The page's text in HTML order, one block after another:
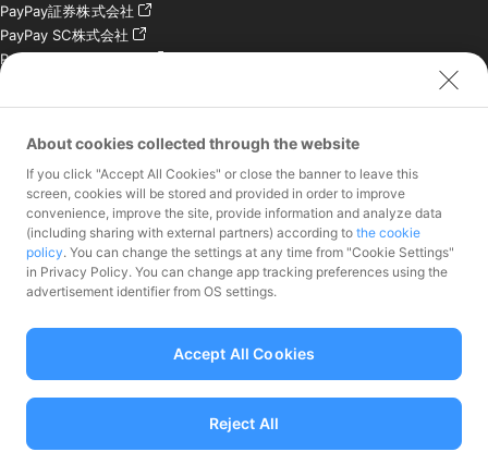
PayPay証券株式会社
PayPay SC株式会社
PayPay India Pvt. Ltd.
会社
お問い合わせ
加盟店様専用お問い合わ
報道関係者様専用お問い
合わせ
株主・投資家様専用お問
資金移動業者 関東財務局長第00068号、前払式支払手段（第三者型）発行
About cookies collected through the website
If you click "Accept All Cookies" or close the banner to leave this
screen, cookies will be stored and provided in order to improve
convenience, improve the site, provide information and analyze data
(including sharing with external partners) according to the cookie
policy. You can change the settings at any time from "Cookie Settings"
in Privacy Policy. You can change app tracking preferences using the
advertisement identifier from OS settings.
Reject All
Accept All Cookies